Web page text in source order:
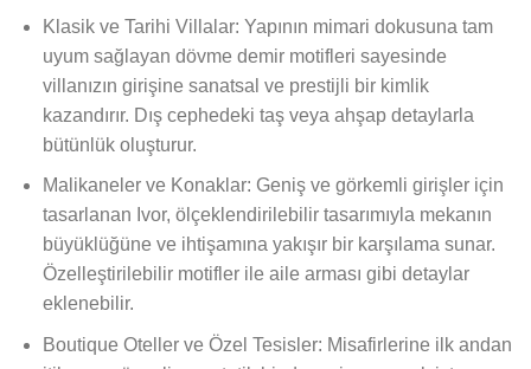
Klasik ve Tarihi Villalar: Yapının mimari dokusuna tam
uyum sağlayan dövme demir motifleri sayesinde
villanızın girişine sanatsal ve prestijli bir kimlik
kazandırır. Dış cephedeki taş veya ahşap detaylarla
bütünlük oluşturur.
Malikaneler ve Konaklar: Geniş ve görkemli girişler için
tasarlanan Ivor, ölçeklendirilebilir tasarımıyla mekanın
büyüklüğüne ve ihtişamına yakışır bir karşılama sunar.
Özelleştirilebilir motifler ile aile arması gibi detaylar
eklenebilir.
Boutique Oteller ve Özel Tesisler: Misafirlerine ilk andan